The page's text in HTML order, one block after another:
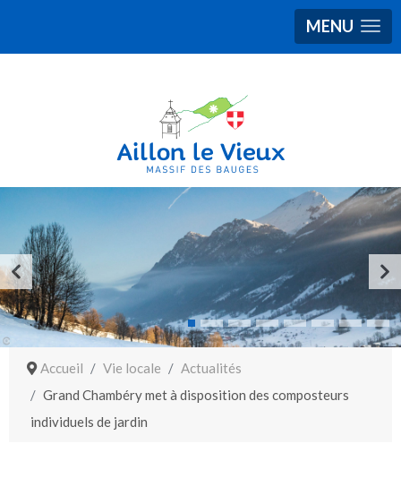
MENU
Accueil Vie locale
Actualités
Grand Chambéry met à disposition des composteurs
individuels de jardin